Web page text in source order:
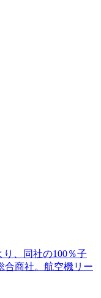
、同社の100％子
合商社。航空機リー